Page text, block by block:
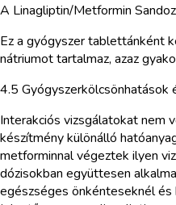
A Linagliptin/Metformin
Ez a gyógyszer tablettánként
nátriumot tartalmaz, azaz
4.5 Gyógyszerkölcsönhatások
Interakciós vizsgálatokat nem
készítmény különálló
metforminnal végeztek ilyen
dózisokban együttesen
egészséges önkénteseknél